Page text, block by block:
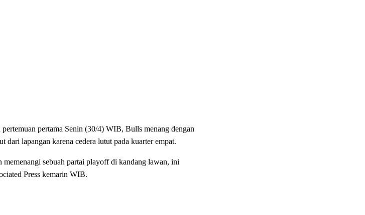
pertama Senin (30/4) WIB, Bulls menang dengan
dari lapangan karena cedera lutut pada kuarter empat.
memenangi sebuah partai playoff di kandang lawan, ini
Press kemarin WIB.